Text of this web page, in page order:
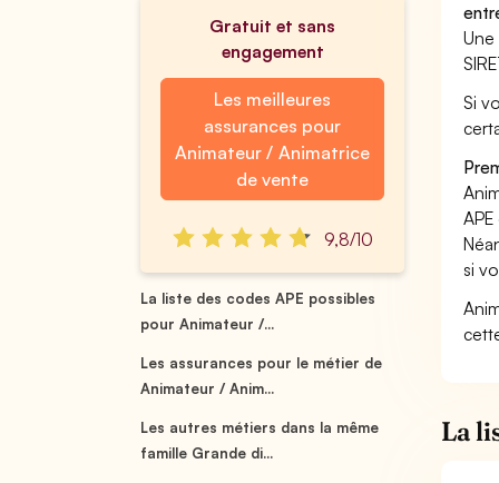
Gratuit et sans
engagement
Les meilleures
assurances pour
Animateur / Animatrice
de vente
9,8/10
La liste des codes APE possibles
pour Animateur /...
Les assurances pour le métier de
Animateur / Anim...
Les autres métiers dans la même
famille Grande di...
Une
Si
si
La